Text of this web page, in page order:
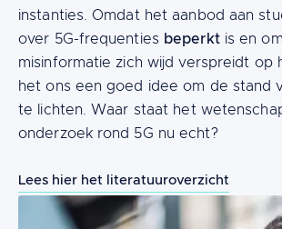
instanties. Omdat het aanbod aan
over 5G-frequenties beperktis en
misinformatie zich wijd verspreidt op
het ons een goed idee om de stand
te lichten. Waar staat het
onderzoek rond 5G nu echt?
Lees hier het literatuuroverzicht
Image